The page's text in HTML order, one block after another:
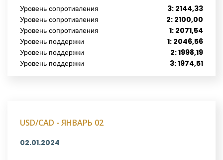
Уровень сопротивления
3: 2144,33
Уровень сопротивления
2: 2100,00
Уровень сопротивления
1: 2071,54
Уровень поддержки
1: 2046,56
Уровень поддержки
2: 1998,19
Уровень поддержки
3: 1974,51
USD/CAD - ЯНВАРЬ 02
02.01.2024